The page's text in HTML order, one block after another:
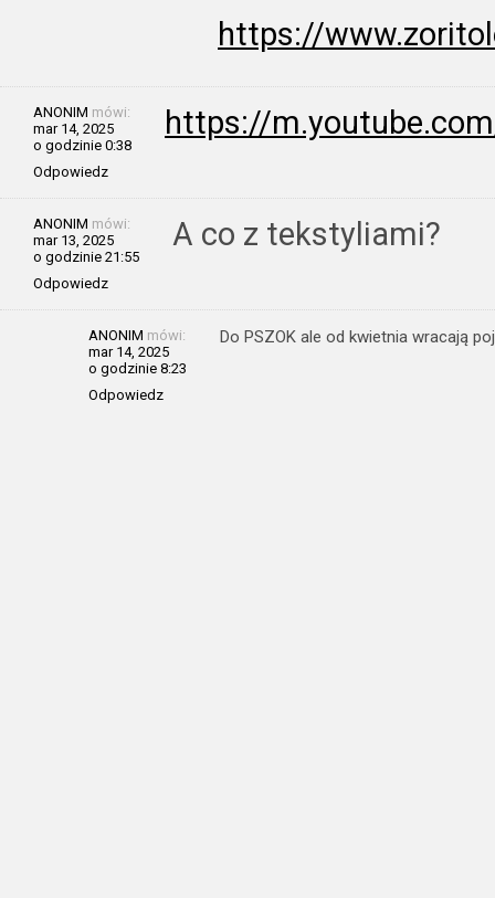
https://
ANONIM mówi:
mar 14, 2025
o godzinie 0:38
Odpowiedz
https://
ANONIM mówi:
mar 13, 2025
o godzinie 21:55
Odpowiedz
A co z tekstyliami?
ANONIM mówi:
mar 14, 2025
o godzinie 8:23
Odpowiedz
Do PSZOK ale od kwietnia wracają